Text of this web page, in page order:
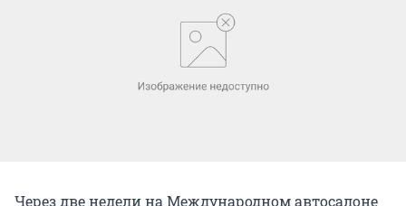
Через две недели на Международном автосалоне